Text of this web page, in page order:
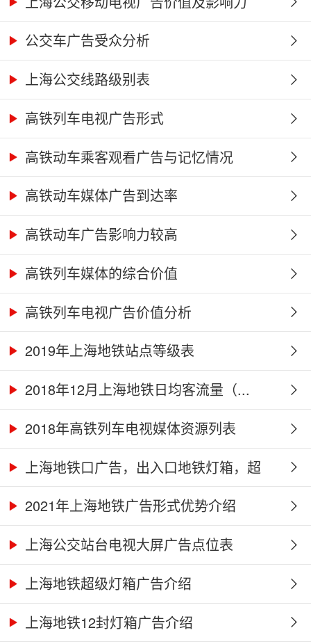
公交车广告受众分析
上海公交线路级别表
高铁列车电视广告形式
高铁动车乘客观看广告与记忆情况
高铁动车媒体广告到达率
高铁动车广告影响力较高
高铁列车媒体的综合价值
高铁列车电视广告价值分析
2019年上海地铁站点等级表
2018年12月上海地铁日均客流量（...
2018年高铁列车电视媒体资源列表
上海地铁口广告，出入口地铁灯箱，超
高...2021年上海地铁广告形式优势介绍
上海公交站台电视大屏广告点位表
上海地铁超级灯箱广告介绍
上海地铁12封灯箱广告介绍